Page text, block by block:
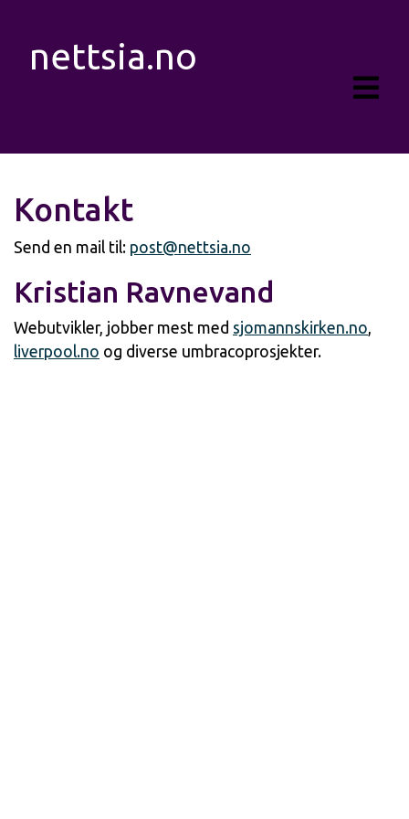
nettsia.no
Kontakt
Send en mail til: post@nettsia.no
Kristian Ravnevand
Webutvikler, jobber mest med sjomannskirken.no,
liverpool.no og diverse umbracoprosjekter.